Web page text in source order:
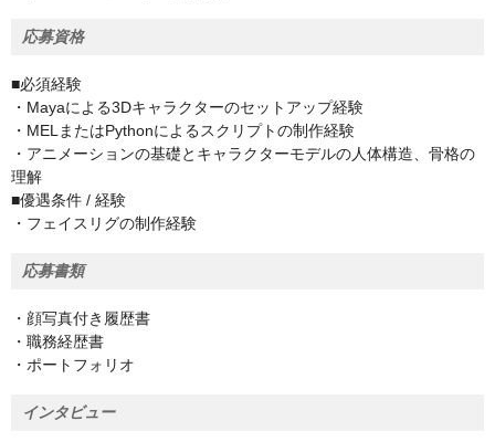
応募資格
■必須経験
・Mayaによる3Dキャラクターのセットアップ経験
・MELまたはPythonによるスクリプトの制作経験
・アニメーションの基礎とキャラクターモデルの人体構造、骨格の
理解
■優遇条件 / 経験
・フェイスリグの制作経験
応募書類
・顔写真付き履歴書
・職務経歴書
・ポートフォリオ
インタビュー